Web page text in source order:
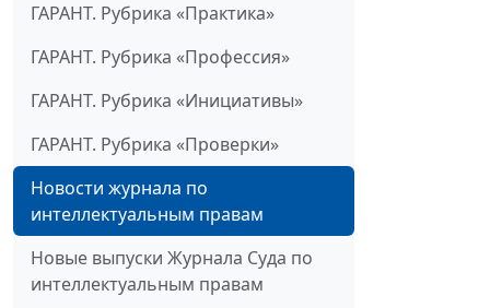
ГАРАНТ. Рубрика «Практика»
ГАРАНТ. Рубрика «Профессия»
ГАРАНТ. Рубрика «Инициативы»
ГАРАНТ. Рубрика «Проверки»
Новости журнала по
интеллектуальным правам
Новые выпуски Журнала Суда по
интеллектуальным правам